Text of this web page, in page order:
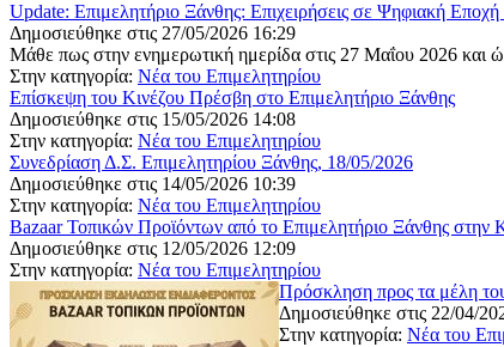
Update: Επιμελητήριο Ξάνθης: Επιχειρήσεις σε Ψηφιακή
Δημοσιεύθηκε στις 27/05/2026 16:29
Μάθε πως στην ενημερωτική ημερίδα στις 27 Μαΐου 2026 καɩ
Στην κατηγορία: Νέα του Επιμελητηρίου
Επίσκεψη του Κινέζου Πρέσβη στο Επιμελητήριο Ξάνθης
Δημοσιεύθηκε στις 15/05/2026 14:08
Στην κατηγορία: Νέα του Επιμελητηρίου
Συνεδρίαση Δ.Σ. Επιμελητηρίου Ξάνθης, 18/05/2026
Δημοσιεύθηκε στις 14/05/2026 10:39
Στην κατηγορία: Νέα του Επιμελητηρίου
Bazaar Τοπικών Προϊόντων από το Επιμελητήριο Ξάνθης στην
Δημοσιεύθηκε στις 12/05/2026 12:09
Στην κατηγορία: Νέα του Επιμελητηρίου
Πρόσκληση προς τα μέλη
Δημοσιεύθηκε στις 22/04/
Στην κατηγορία: Νέα του